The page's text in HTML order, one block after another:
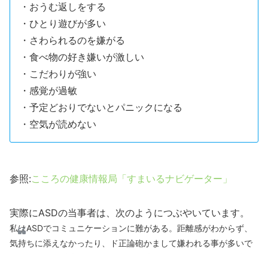
・おうむ返しをする
・ひとり遊びが多い
・さわられるのを嫌がる
・食べ物の好き嫌いが激しい
・こだわりが強い
・感覚が過敏
・予定どおりでないとパニックになる
・空気が読めない
参照:こころの健康情報局「すまいるナビゲーター」
実際にASDの当事者は、次のようにつぶやいています。
私はASDでコミュニケーションに難がある。距離感がわからず、
気持ちに添えなかったり、ド正論砲かまして嫌われる事が多いで